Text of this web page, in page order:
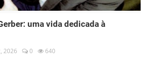
uma vida dedicada à
2026 0 640